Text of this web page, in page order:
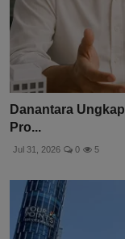
Danantara
Pro...
Jul 31, 2026 0 5